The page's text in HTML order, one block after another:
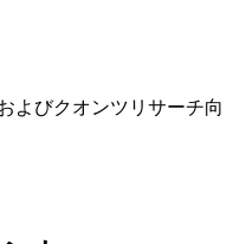
よびクオンツリサーチ向